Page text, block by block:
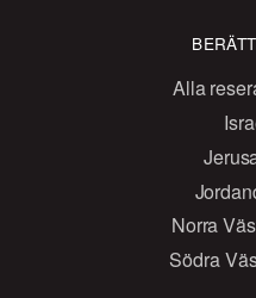
Alla
Norra
Södra